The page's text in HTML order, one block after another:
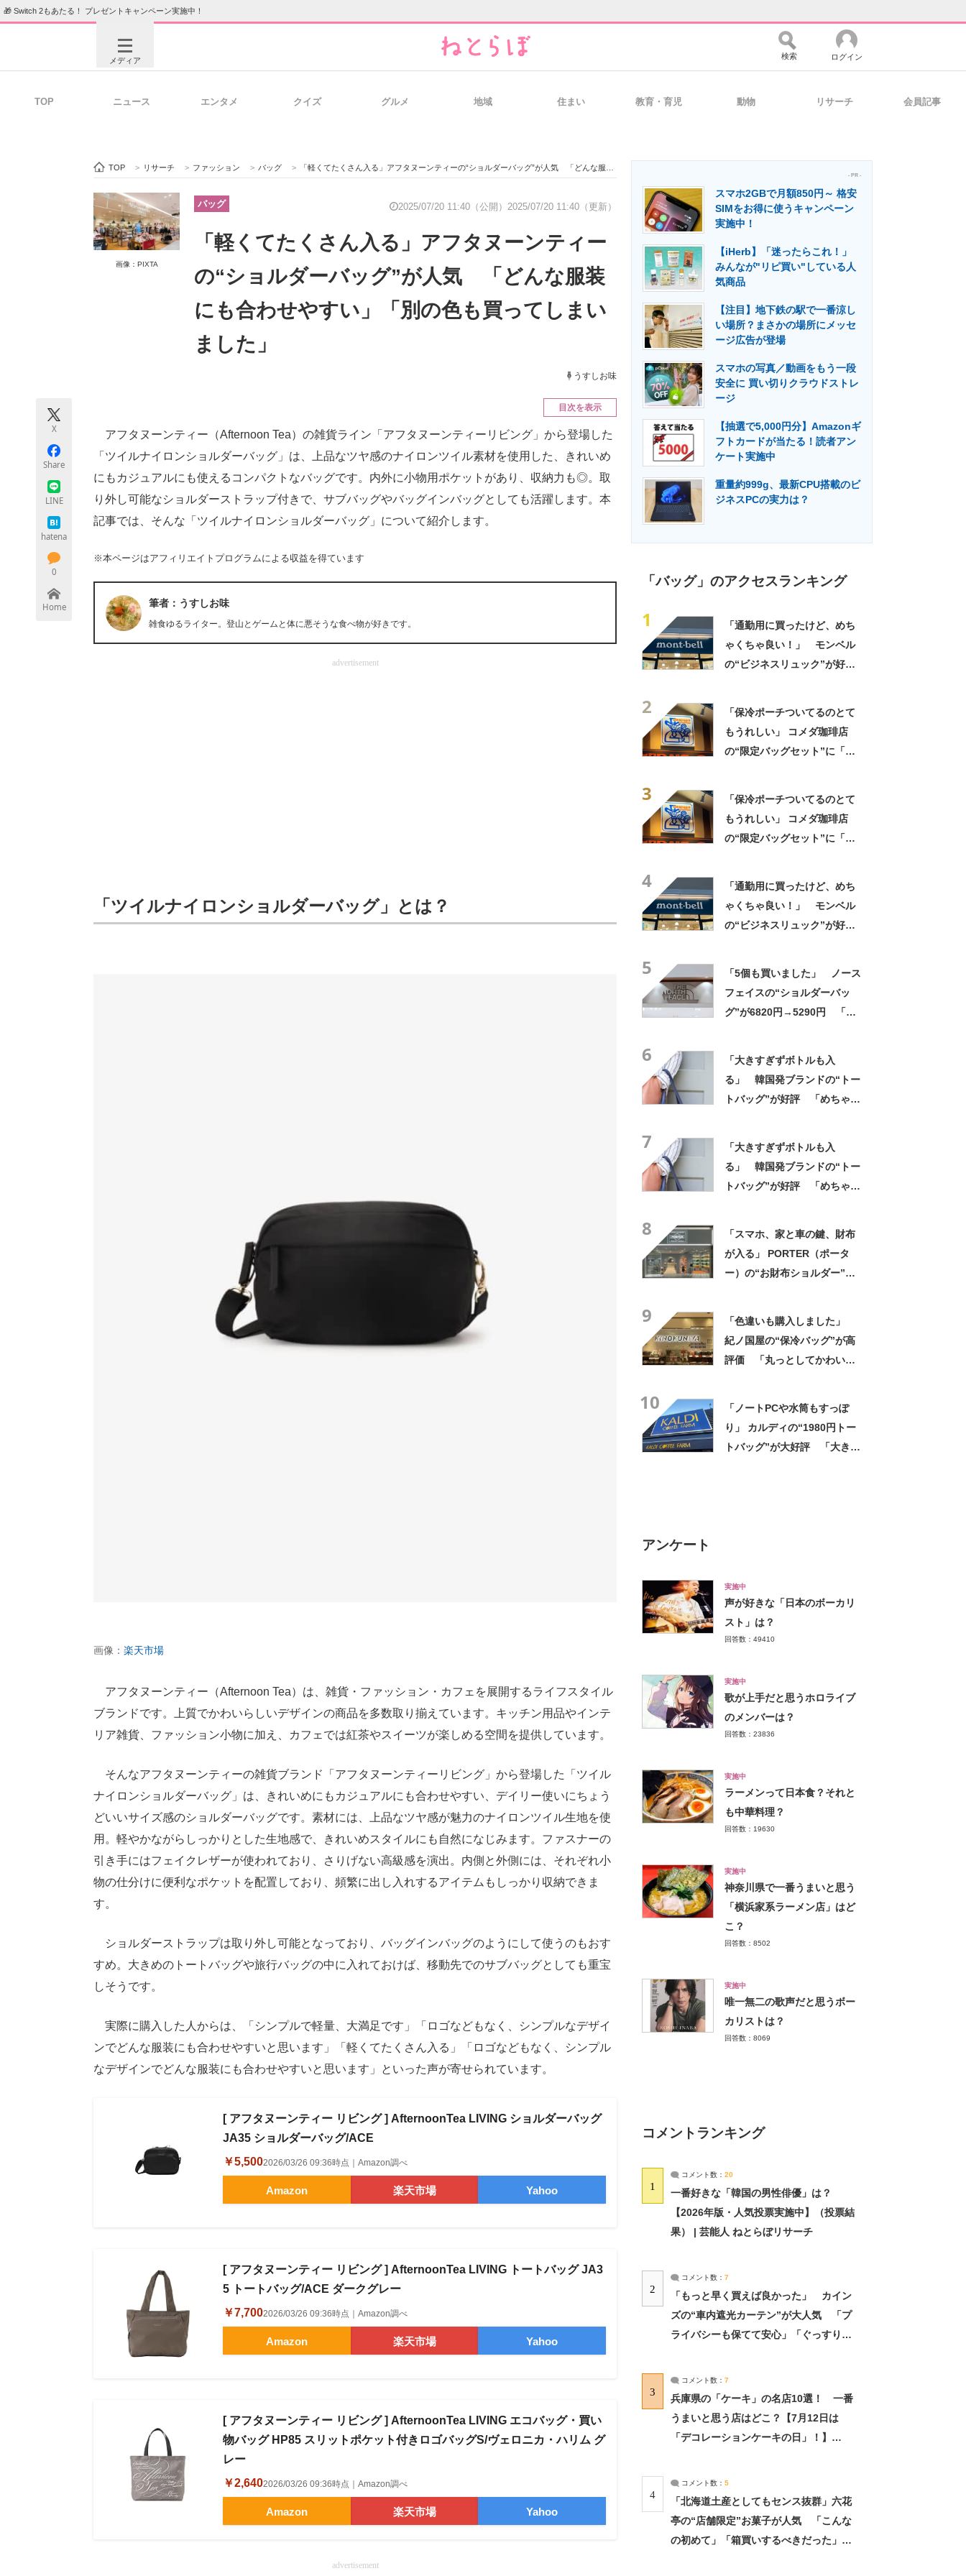
🎁 Switch 2もあたる！ プレゼントキャンペーン実施中！
メディア
ビジネスと働き方のヒント 経営リーダーのコミュニティ マーケ×ITの今がよく分かる
ITエンジニア向け専門サイト 製造業のIT導入・活用を支援
エネルギーの専門メディア 建設×テクノロジーの最前線
検索 ログイン
TOP ニュース エンタメ クイズ グルメ 地域 住まい 教育・育児 動物 リサーチ 会員記事
TOP > リサーチ > ファッション > バッグ > 「軽くてたくさん入る」アフタヌーンティーの“ショルダーバッグ”が人気 「どんな服装にも合わせやすい」「別の色も買ってしまいました」
画像：PIXTA
バッグ 2025/07/20 11:40（公開） 2025/07/20 11:40（更新）
「軽くてたくさん入る」アフタヌーンティー
の“ショルダーバッグ”が人気 「どんな服装
にも合わせやすい」「別の色も買ってしまい
ました」
うすしお味
X
Share
LINE
hatena
0
Home
目次を表示
アフタヌーンティー（Afternoon Tea）の雑貨ライン「アフタヌーンティーリビング」から登場した
「ツイルナイロンショルダーバッグ」は、上品なツヤ感のナイロンツイル素材を使用した、きれいめ
にもカジュアルにも使えるコンパクトなバッグです。内外に小物用ポケットがあり、収納力も◎。取
り外し可能なショルダーストラップ付きで、サブバッグやバッグインバッグとしても活躍します。本
記事では、そんな「ツイルナイロンショルダーバッグ」について紹介します。
※本ページはアフィリエイトプログラムによる収益を得ています
筆者：うすしお味
雑食ゆるライター。登山とゲームと体に悪そうな食べ物が好きです。
advertisement
「ツイルナイロンショルダーバッグ」とは？
画像： 楽天市場
アフタヌーンティー（Afternoon Tea）は、雑貨・ファッション・カフェを展開するライフスタイル
ブランドです。上質でかわいらしいデザインの商品を多数取り揃えています。キッチン用品やインテ
リア雑貨、ファッション小物に加え、カフェでは紅茶やスイーツが楽しめる空間を提供しています。
そんなアフタヌーンティーの雑貨ブランド「アフタヌーンティーリビング」から登場した「ツイル
ナイロンショルダーバッグ」は、きれいめにもカジュアルにも合わせやすい、デイリー使いにちょう
どいいサイズ感のショルダーバッグです。素材には、上品なツヤ感が魅力のナイロンツイル生地を使
用。軽やかながらしっかりとした生地感で、きれいめスタイルにも自然になじみます。ファスナーの
引き手にはフェイクレザーが使われており、さりげない高級感を演出。内側と外側には、それぞれ小
物の仕分けに便利なポケットを配置しており、頻繁に出し入れするアイテムもしっかり収納できま
す。
ショルダーストラップは取り外し可能となっており、バッグインバッグのようにして使うのもおす
すめ。大きめのトートバッグや旅行バッグの中に入れておけば、移動先でのサブバッグとしても重宝
しそうです。
実際に購入した人からは、「シンプルで軽量、大満足です」「ロゴなどもなく、シンプルなデザイ
ンでどんな服装にも合わせやすいと思います」「軽くてたくさん入る」「ロゴなどもなく、シンプル
なデザインでどんな服装にも合わせやすいと思います」といった声が寄せられています。
[ アフタヌーンティー リビング ] AfternoonTea LIVING ショルダーバッグ
JA35 ショルダーバッグ/ACE
￥5,5002026/03/26 09:36時点｜Amazon調べ
Amazon 楽天市場 Yahoo
[ アフタヌーンティー リビング ] AfternoonTea LIVING トートバッグ JA3
5 トートバッグ/ACE ダークグレー
￥7,7002026/03/26 09:36時点｜Amazon調べ
Amazon 楽天市場 Yahoo
[ アフタヌーンティー リビング ] AfternoonTea LIVING エコバッグ・買い
物バッグ HP85 スリットポケット付きロゴバッグS/ヴェロニカ・ハリム グ
レー
￥2,6402026/03/26 09:36時点｜Amazon調べ
Amazon 楽天市場 Yahoo
advertisement
- PR -
スマホ2GBで月額850円～ 格安
SIMをお得に使うキャンペーン
実施中！
【iHerb】「迷ったらこれ！」
みんなが"リピ買い"している人
気商品
【注目】地下鉄の駅で一番涼し
い場所？まさかの場所にメッセ
ージ広告が登場
スマホの写真／動画をもう一段
安全に 買い切りクラウドストレ
ージ
【抽選で5,000円分】Amazonギ
フトカードが当たる！読者アン
ケート実施中
重量約999g、最新CPU搭載のビ
ジネスPCの実力は？
「バッグ」のアクセスランキング
1
「通勤用に買ったけど、めち
ゃくちゃ良い！」 モンベル
の“ビジネスリュック”が好
2
「保冷ポーチついてるのとて
もうれしい」 コメダ珈琲店
の“限定バッグセット”に「ペ
3
「保冷ポーチついてるのとて
もうれしい」 コメダ珈琲店
の“限定バッグセット”に「ペ
4
「通勤用に買ったけど、めち
ゃくちゃ良い！」 モンベル
の“ビジネスリュック”が好
5
「5個も買いました」 ノース
フェイスの“ショルダーバッ
グ”が6820円→5290円 「長
6
「大きすぎずボトルも入
る」 韓国発ブランドの“トー
トバッグ”が好評 「めちゃく
7
「大きすぎずボトルも入
る」 韓国発ブランドの“トー
トバッグ”が好評 「めちゃく
8
「スマホ、家と車の鍵、財布
が入る」 PORTER（ポータ
ー）の“お財布ショルダー”が
9
「色違いも購入しました」
紀ノ国屋の“保冷バッグ”が高
評価 「丸っとしてかわいい
10
「ノートPCや水筒もすっぽ
り」 カルディの“1980円トー
トバッグ”が大好評 「大きさ
アンケート
実施中
声が好きな「日本のボーカリ
スト」は？
回答数：49410
実施中
歌が上手だと思うホロライブ
のメンバーは？
回答数：23836
実施中
ラーメンって日本食？それと
も中華料理？
回答数：19630
実施中
神奈川県で一番うまいと思う
「横浜家系ラーメン店」はど
こ？
回答数：8502
実施中
唯一無二の歌声だと思うボー
カリストは？
回答数：8069
コメントランキング
1
コメント数： 20
一番好きな「韓国の男性俳優」は？
【2026年版・人気投票実施中】（投票結
果） | 芸能人 ねとらぼリサーチ
2
コメント数： 7
「もっと早く買えば良かった」 カイン
ズの“車内遮光カーテン”が大人気 「プ
ライバシーも保てて安心」「ぐっすり眠
3
コメント数： 7
兵庫県の「ケーキ」の名店10選！ 一番
うまいと思う店はどこ？【7月12日は
「デコレーションケーキの日」！】
4
コメント数： 5
「北海道土産としてもセンス抜群」六花
亭の“店舗限定”お菓子が人気 「こんな
の初めて」「箱買いするべきだった」